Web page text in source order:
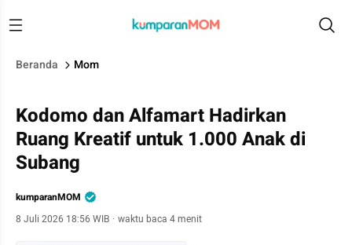
Beranda Mom
Kodomo dan Alfamart Hadirkan
Ruang Kreatif untuk 1.000 Anak di
Subang
kumparanMOM
8 Juli 2026 18:56 WIB · waktu baca 4 menit